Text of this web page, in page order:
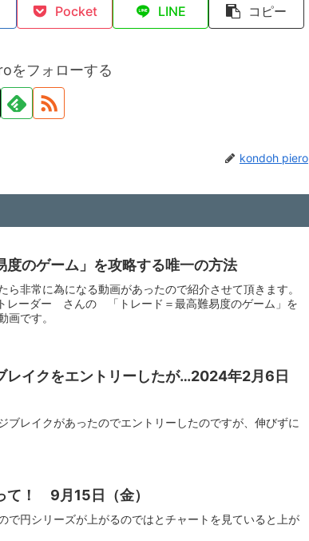
Pocket LINE コピー
をフォローする
kondoh piero
度のゲーム」を攻略する唯一の方法
ら非常に為になる動画があったので紹介させて頂きます。
レーダー さんの 「トレード＝最高難易度のゲーム」を
画です。
レイクをエントリーしたが…2024年2月6日
ブレイクがあったのでエントリーしたのですが、伸びずに
て！ 9月15日（金）
で円シリーズが上がるのではとチャートを見ていると上が